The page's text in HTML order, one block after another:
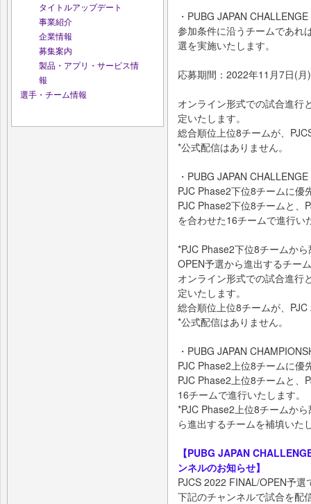
タイトルアップデート
事業紹介
企業情報
募集案内
製品・アプリ・サービス情
報
選手・チーム情報
・PUBG JAPAN
参加条件に沿うチームであれ
選を実施いたします。
応募期間：2022年11月7日(
オンライン形式での試合進行
定いたします。
総合順位上位8チームが、
*公式配信はありません。
・PUBG JAPAN
PJC Phase2下位8チームに優
PJC Phase2下位8チームと、
を合わせた16チームで進行い
*PJC Phase2下位8チームか
OPEN予選から進出するチー
オンライン形式での試合進行
定いたします。
総合順位上位8チームが、
*公式配信はありません。
・PUBG JAPAN
PJC Phase2上位8チームに優
PJC Phase2上位8チームと、
16チームで進行いたします。
*PJC Phase2上位8チームか
ら進出するチームを補填いた
【PUBG JAPAN
ンネルのお知らせ】
PJCS 2022 FINAL/OPEN予
下記のチャンネルで試合を配